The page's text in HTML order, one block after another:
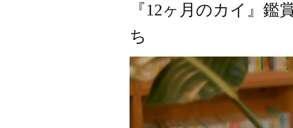
『12ヶ月のカイ』
ち